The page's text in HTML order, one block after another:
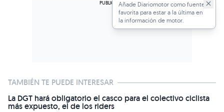
Añade Diariomotor como fuente
favorita para estar a la última en
la información de motor.
TAMBIÉN TE PUEDE INTERESAR
La DGT hará obligatorio el casco para el colectivo ciclista
más expuesto, el de los riders